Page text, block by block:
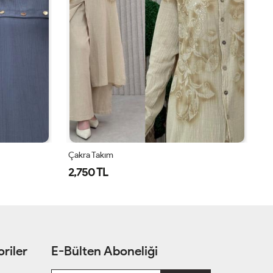
Çakra Takım
2,750 TL
E-Bülten Aboneliği